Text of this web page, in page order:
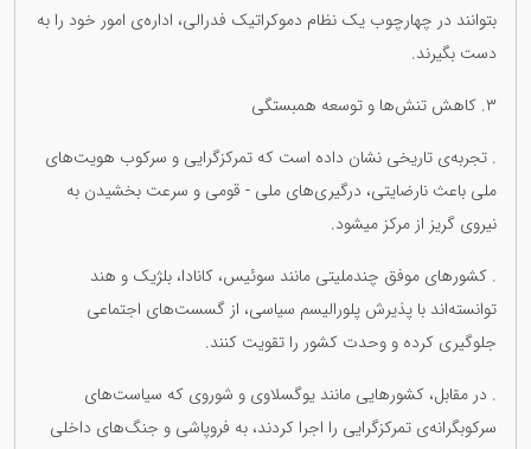
بتوانند در چهارچوب یک نظام دموکراتیک فدرالی، اداره‌ی امور خود را به
دست بگیرند.
٣. کاهش تنش‌ها و توسعە همبستگی
. تجربه‌ی تاریخی نشان داده است که تمرکزگرایی و سرکوب هویت‌های
ملی باعث نارضایتی، درگیری‌های ملی - قومی و سرعت بخشیدن بە
نیروی گریز از مرکز میشود.
. کشورهای موفق چندملیتی مانند سوئیس، کانادا، بلژیک و هند
توانسته‌اند با پذیرش پلورالیسم سیاسی، از گسست‌های اجتماعی
جلوگیری کرده و وحدت کشور را تقویت کنند.
. در مقابل، کشورهایی مانند یوگسلاوی و شوروی که سیاست‌های
سرکوبگرانه‌ی تمرکزگرایی را اجرا کردند، به فروپاشی و جنگ‌های داخلی